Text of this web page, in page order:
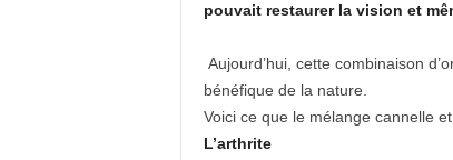
pouvait restaurer la vision et
Aujourd’hui, cette combinaison
bénéfique de la nature.
Voici ce que le mélange cannelle
L’arthrite